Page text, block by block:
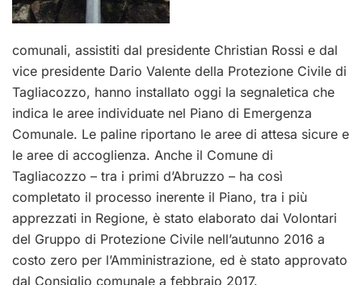
comunali, assistiti dal presidente Christian Rossi e dal
vice presidente Dario Valente della Protezione Civile di
Tagliacozzo, hanno installato oggi la segnaletica che
indica le aree individuate nel Piano di Emergenza
Comunale. Le paline riportano le aree di attesa sicure e
le aree di accoglienza. Anche il Comune di
Tagliacozzo – tra i primi d’Abruzzo – ha così
completato il processo inerente il Piano, tra i più
apprezzati in Regione, è stato elaborato dai Volontari
del Gruppo di Protezione Civile nell’autunno 2016 a
costo zero per l’Amministrazione, ed è stato approvato
dal Consiglio comunale a febbraio 2017.